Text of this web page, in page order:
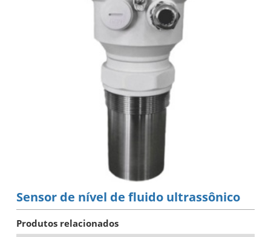
Sensor de nível de fluido ultrassônico
Produtos relacionados